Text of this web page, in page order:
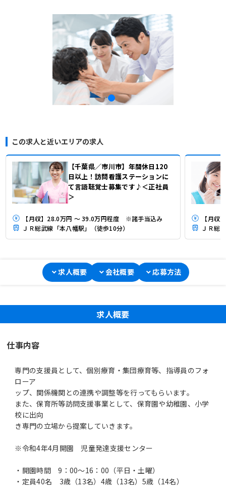
この求人と近いエリアの求人
【千葉県／市川市】年間休日120
日以上！訪問看護ステーションに
て言語聴覚士募集です♪＜正社員
＞
【月収】28.0万円 ～ 39.0万円程度 ※諸手当込み
ＪＲ総武線「本八幡駅」（徒歩10分）
【月
ＪＲ総
求人概要 会社概要 応募方法
求人概要
仕事内容
専門の支援員として、個別療育・集団療育等、指導員のフォ
ローア
ップ、関係機関との連携や調整等を行ってもらいます。
また、保育所等訪問支援事業として、保育園や幼稚園、小学
校に出向
き専門の立場から提案していきます。
※令和4年4月開園 児童発達支援センター
・開園時間 9：00～16：00（平日・土曜）
・定員40名 3歳（13名）4歳（13名）5歳（14名）